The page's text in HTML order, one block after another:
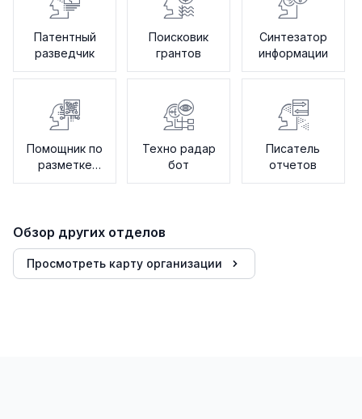
Патентный
разведчик
Поисковик
грантов
Синтезатор
информации
Помощник по
разметке
данных
Техно радар
бот
Писатель
отчетов
Обзор других отделов
Просмотреть карту организации